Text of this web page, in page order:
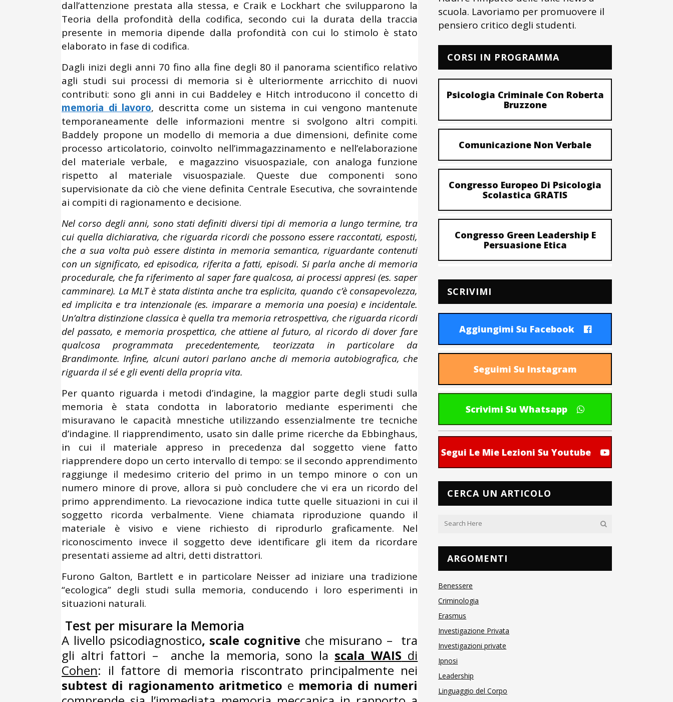
dall’attenzione prestata alla stessa, e Craik e Lockhart che svilupparono la
Teoria della profondità della codifica, secondo cui la durata della traccia
presente in memoria dipende dalla profondità con cui lo stimolo è stato
elaborato in fase di codifica.
Dagli inizi degli anni 70 fino alla fine degli 80 il panorama scientifico relativo
agli studi sui processi di memoria si è ulteriormente arricchito di nuovi
contributi: sono gli anni in cui Baddeley e Hitch introducono il concetto di
memoria di lavoro, descritta come un sistema in cui vengono mantenute
temporaneamente delle informazioni mentre si svolgono altri compiti.
Baddely propone un modello di memoria a due dimensioni, definite come
processo articolatorio, coinvolto nell’immagazzinamento e nell’elaborazione
del materiale verbale, e magazzino visuospaziale, con analoga funzione
rispetto al materiale visuospaziale. Queste due componenti sono
supervisionate da ciò che viene definita Centrale Esecutiva, che sovraintende
ai compiti di ragionamento e decisione.
Nel corso degli anni, sono stati definiti diversi tipi di memoria a lungo termine, tra
cui quella dichiarativa, che riguarda ricordi che possono essere raccontati, esposti,
che a sua volta può essere distinta in memoria semantica, riguardante contenuti
con un significato, ed episodica, riferita a fatti, episodi. Si parla anche di memoria
procedurale, che fa riferimento al saper fare qualcosa, ai processi appresi (es. saper
camminare). La MLT è stata distinta anche tra esplicita, quando c’è consapevolezza,
ed implicita e tra intenzionale (es. imparare a memoria una poesia) e incidentale.
Un’altra distinzione classica è quella tra memoria retrospettiva, che riguarda ricordi
del passato, e memoria prospettica, che attiene al futuro, al ricordo di dover fare
qualcosa programmata precedentemente, teorizzata in particolare da
Brandimonte. Infine, alcuni autori parlano anche di memoria autobiografica, che
riguarda il sé e gli eventi della propria vita.
Per quanto riguarda i metodi d’indagine, la maggior parte degli studi sulla
memoria è stata condotta in laboratorio mediante esperimenti che
misuravano le capacità mnestiche utilizzando essenzialmente tre tecniche
d’indagine. Il riapprendimento, usato sin dalle prime ricerche da Ebbinghaus,
in cui il materiale appreso in precedenza dal soggetto viene fatto
riapprendere dopo un certo intervallo di tempo: se il secondo apprendimento
raggiunge il medesimo criterio del primo in un tempo minore o con un
numero minore di prove, allora si può concludere che vi era un ricordo del
primo apprendimento. La rievocazione indica tutte quelle situazioni in cui il
soggetto ricorda verbalmente. Viene chiamata riproduzione quando il
materiale è visivo e viene richiesto di riprodurlo graficamente. Nel
riconoscimento invece il soggetto deve identificare gli item da ricordare
presentati assieme ad altri, detti distrattori.
Furono Galton, Bartlett e in particolare Neisser ad iniziare una tradizione
“ecologica” degli studi sulla memoria, conducendo i loro esperimenti in
situazioni naturali.
Test per misurare la Memoria
A livello psicodiagnostico, scale cognitive che misurano – tra
gli altri fattori – anche la memoria, sono la scala WAIS di
Cohen: il fattore di memoria riscontrato principalmente nei
subtest di ragionamento aritmetico e memoria di numeri
scuola. Lavoriamo per promuovere il
pensiero critico degli studenti.
CORSI IN PROGRAMMA
Psicologia Criminale Con Roberta
Bruzzone
Comunicazione Non Verbale
Congresso Europeo Di Psicologia
Scolastica GRATIS
Congresso Green Leadership E
Persuasione Etica
SCRIVIMI
Aggiungimi Su Facebook
Seguimi Su Instagram
Scrivimi Su Whatsapp
Segui Le Mie Lezioni Su Youtube
CERCA UN ARTICOLO
ARGOMENTI
Benessere
Criminologia
Erasmus
Investigazione Privata
Investigazioni private
Ipnosi
Leadership
Linguaggio del Corpo